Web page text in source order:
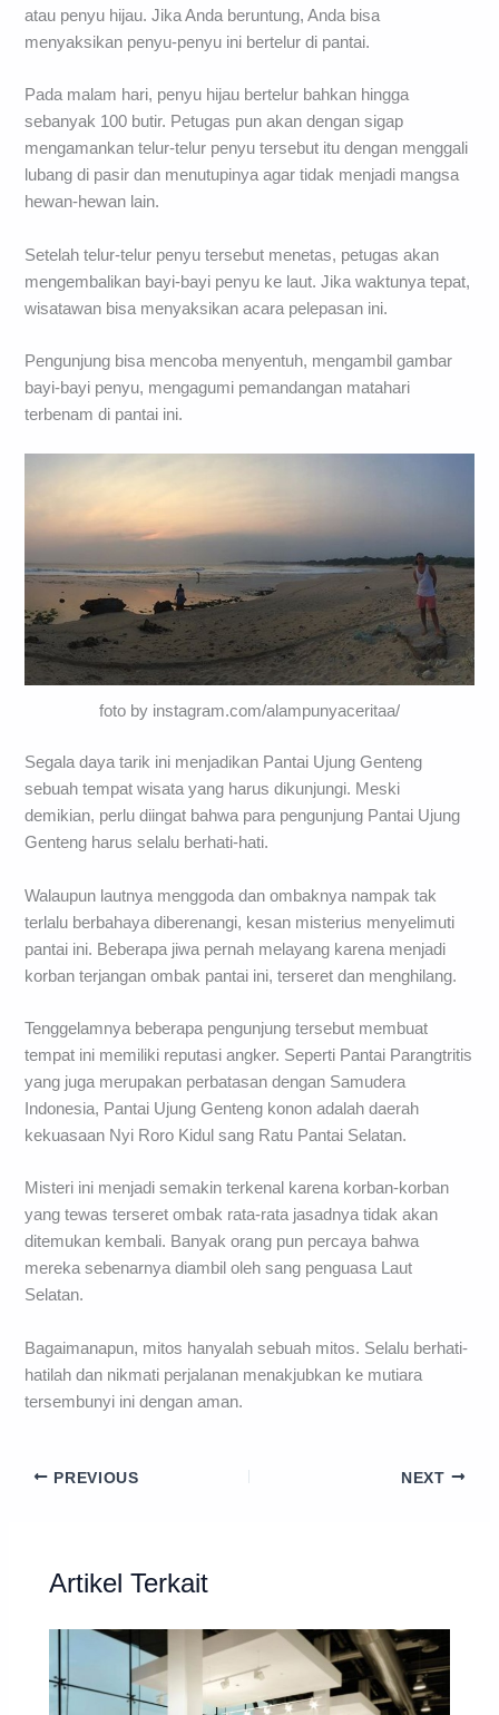
atau penyu hijau. Jika Anda beruntung, Anda bisa
menyaksikan penyu-penyu ini bertelur di pantai.
Pada malam hari, penyu hijau bertelur bahkan hingga
sebanyak 100 butir. Petugas pun akan dengan sigap
mengamankan telur-telur penyu tersebut itu dengan menggali
lubang di pasir dan menutupinya agar tidak menjadi mangsa
hewan-hewan lain.
Setelah telur-telur penyu tersebut menetas, petugas akan
mengembalikan bayi-bayi penyu ke laut. Jika waktunya tepat,
wisatawan bisa menyaksikan acara pelepasan ini.
Pengunjung bisa mencoba menyentuh, mengambil gambar
bayi-bayi penyu, mengagumi pemandangan matahari
terbenam di pantai ini.
foto by instagram.com/alampunyaceritaa/
Segala daya tarik ini menjadikan Pantai Ujung Genteng
sebuah tempat wisata yang harus dikunjungi. Meski
demikian, perlu diingat bahwa para pengunjung Pantai Ujung
Genteng harus selalu berhati-hati.
Walaupun lautnya menggoda dan ombaknya nampak tak
terlalu berbahaya diberenangi, kesan misterius menyelimuti
pantai ini. Beberapa jiwa pernah melayang karena menjadi
korban terjangan ombak pantai ini, terseret dan menghilang.
Tenggelamnya beberapa pengunjung tersebut membuat
tempat ini memiliki reputasi angker. Seperti Pantai Parangtritis
yang juga merupakan perbatasan dengan Samudera
Indonesia, Pantai Ujung Genteng konon adalah daerah
kekuasaan Nyi Roro Kidul sang Ratu Pantai Selatan.
Misteri ini menjadi semakin terkenal karena korban-korban
yang tewas terseret ombak rata-rata jasadnya tidak akan
ditemukan kembali. Banyak orang pun percaya bahwa
mereka sebenarnya diambil oleh sang penguasa Laut
Selatan.
Bagaimanapun, mitos hanyalah sebuah mitos. Selalu berhati-
hatilah dan nikmati perjalanan menakjubkan ke mutiara
tersembunyi ini dengan aman.
PREVIOUS NEXT
Artikel Terkait